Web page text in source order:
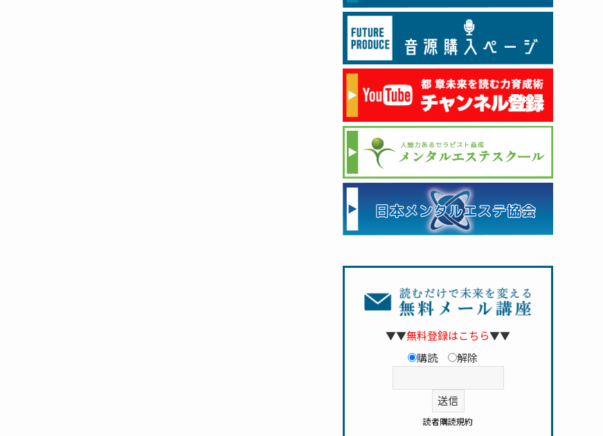
▼▼無料登録はこちら▼▼
購読
解除
読者購読規約